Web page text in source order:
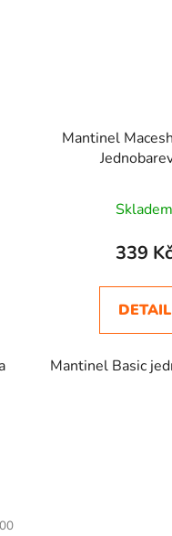
Mantinel
Skladem
339 Kč
DETAIL
Mantinel Basic